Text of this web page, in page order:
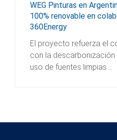
WEG Pinturas en
100% renovable en
360Energy
El proyecto refuerza el
con la descarbonización
uso de fuentes limpias.…